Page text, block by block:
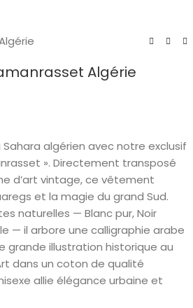
Algérie
Sahara algérien avec notre exclusif
». Directement transposé
d’art vintage, ce vêtement
et la magie du grand Sud.
naturelles — Blanc pur, Noir
— il arbore une calligraphie arabe
grande illustration historique au
dans un coton de qualité
allie élégance urbaine et